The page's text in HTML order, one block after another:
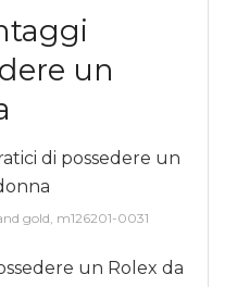
un
gold, m126201-0031
un Rolex da